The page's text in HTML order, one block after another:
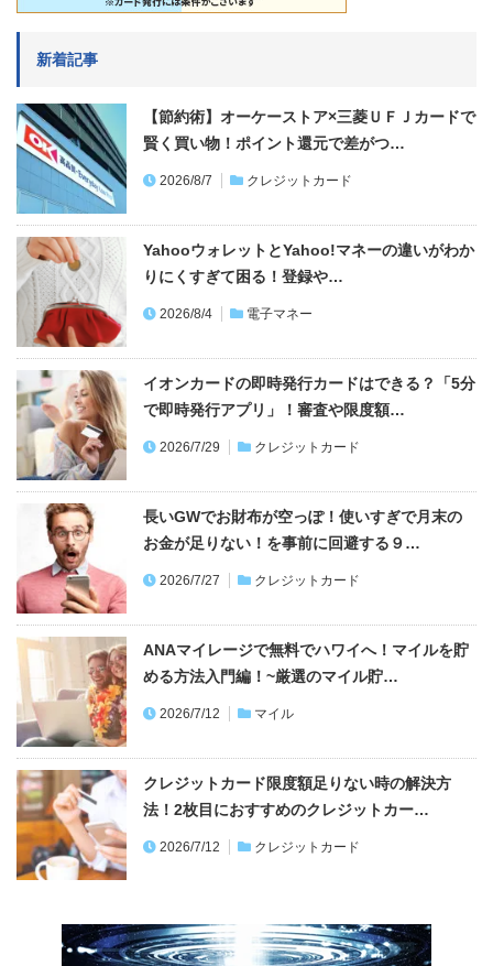
新着記事
【節約術】オーケーストア×三菱ＵＦＪカードで
賢く買い物！ポイント還元で差がつ…
2026/8/7 クレジットカード
YahooウォレットとYahoo!マネーの違いがわか
りにくすぎて困る！登録や…
2026/8/4 電子マネー
イオンカードの即時発行カードはできる？「5分
で即時発行アプリ」！審査や限度額…
2026/7/29 クレジットカード
長いGWでお財布が空っぽ！使いすぎで月末の
お金が足りない！を事前に回避する９…
2026/7/27 クレジットカード
ANAマイレージで無料でハワイへ！マイルを貯
める方法入門編！~厳選のマイル貯…
2026/7/12 マイル
クレジットカード限度額足りない時の解決方
法！2枚目におすすめのクレジットカー…
2026/7/12 クレジットカード